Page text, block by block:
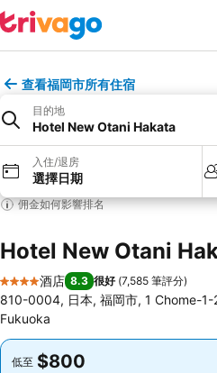
查看福岡市所有住宿
目的地
Hotel New Otani Hakata
入住/退房
選擇日期
佣金如何影響排名
Hotel New Otani
4 星級
酒店 8.3 很好 (7,585 筆評分)
810-0004, 日本, 福岡市, 1 Chome-
Fukuoka
低至 $800
低至 $800